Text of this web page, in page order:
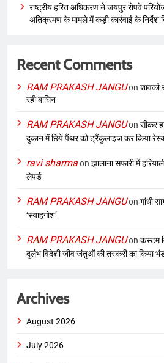
राष्ट्रीय हरित अधिकरण ने जयपुर रोपवे
अतिक्रमण के मामले में कड़ी कार्रवाई के निर्देश
Recent Comments
RAM PRAKASH JANGUon शावकों
रही बाघिन
RAM PRAKASH JANGUon सीकर
दुकान में छिपे पैंथर को ट्रैंकुलाइज कर किया
ravi sharmaon झालाना सफारी में
लेपर्ड
RAM PRAKASH JANGUon गांधी
‘स्याहगोश’
RAM PRAKASH JANGUon कस्टम
दुर्लभ विदेशी जीव जंतुओं की तस्करी का किया
Archives
August 2026
July 2026